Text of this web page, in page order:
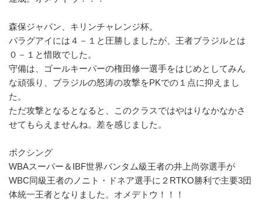
森保ジャパン、キリンチャレンジ杯。
パラグアイには４－１と圧勝しましたが、王者ブラジルとは
０－１と惜敗でした。
守備は、ゴールキーパーの権田修一選手をはじめとしてみん
な頑張り、ブラジルの怒涛の攻撃をPKでの１点に抑えまし
た。
ただ攻撃となるとなると、このクラスではやはりなかなかさ
せてもらえませんね。差を感じました。
ボクシング
WBAスーパー＆IBF世界バンタム級王者の井上尚弥選手が
WBC同級王者のノニト・ドネア選手に２RTKO勝利で主要3団
体統一王者となりました。オメデトウ！！！